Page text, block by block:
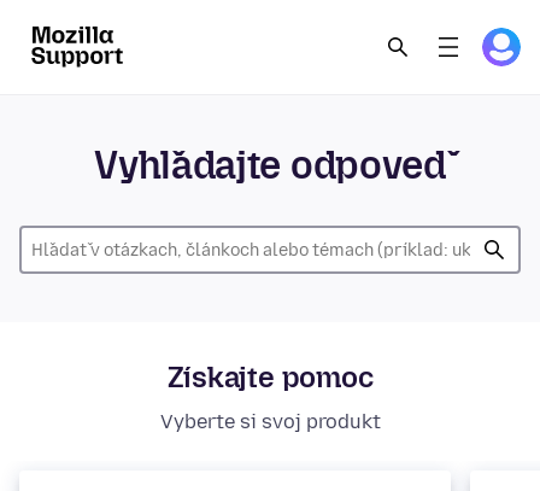
Vyhľadajte odpoveď
Získajte pomoc
Vyberte si svoj produkt